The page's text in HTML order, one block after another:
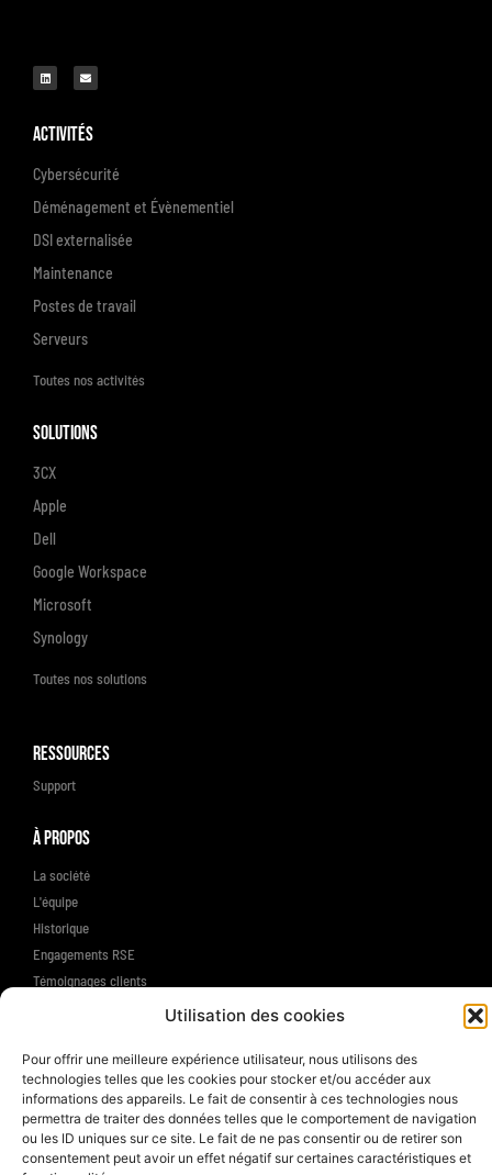
Utilisation des cookies
Pour offrir une meilleure expérience utilisateur, nous utilisons des
technologies telles que les cookies pour stocker et/ou accéder aux
informations des appareils. Le fait de consentir à ces technologies nous
permettra de traiter des données telles que le comportement de navigation
ou les ID uniques sur ce site. Le fait de ne pas consentir ou de retirer son
consentement peut avoir un effet négatif sur certaines caractéristiques et
Activités
Cybersécurité
Déménagement et Évènementiel
DSI externalisée
Maintenance
Postes de travail
Serveurs
Toutes nos activités
Solutions
3CX
Apple
Dell
Google Workspace
Microsoft
Synology
Toutes nos solutions
Ressources
Support
À propos
La société
L'équipe
Historique
Engagements RSE
Témoignages clients
© 2025 AAMSET SAS - Tous droits réservés |Mentions légales|Politique de confidentialité
Made with
by AAMSET